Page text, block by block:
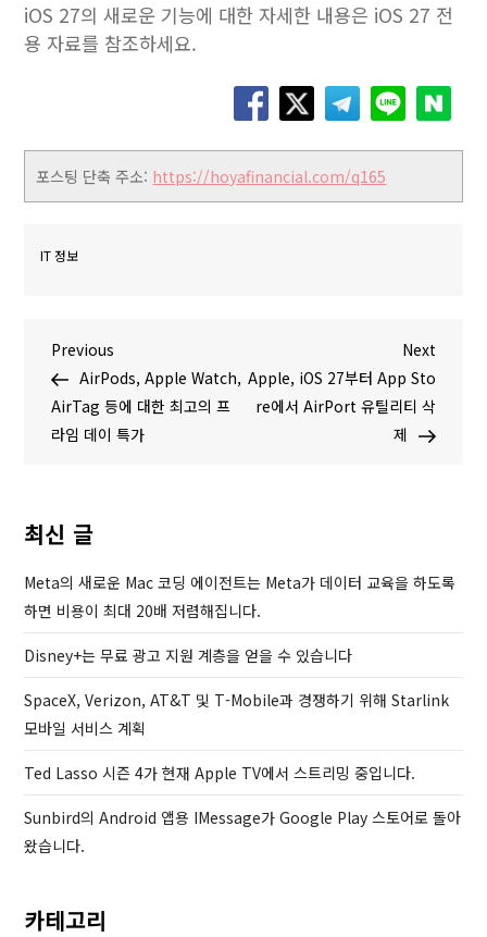
iOS 27‌의 새로운 기능에 대한 자세한 내용은 iOS 27 전
용 자료를 참조하세요.
포스팅 단축 주소: https://hoyafinancial.com/q165
IT 정보
글
탐
P
r
e
v
s
P
o
s
t
Previous
AirPods, Apple Watch,
AirTag 등에 대한 최고의 프
라임 데이 특가
N
e
x
t
Next
Apple, iOS 27부터 App Sto
re에서 AirPort 유틸리티 삭
제
최신 글
Meta의 새로운 Mac 코딩 에이전트는 Meta가 데이터 교육을 하도록
하면 비용이 최대 20배 저렴해집니다.
Disney+는 무료 광고 지원 계층을 얻을 수 있습니다
SpaceX, Verizon, AT&T 및 T-Mobile과 경쟁하기 위해 Starlink
모바일 서비스 계획
Ted Lasso 시즌 4가 현재 Apple TV에서 스트리밍 중입니다.
Sunbird의 Android 앱용 IMessage가 Google Play 스토어로 돌아
왔습니다.
카테고리